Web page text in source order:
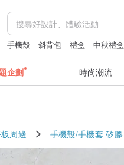
手機殼 斜背包 禮盒 中秋禮盒
企劃 時尚潮流
周邊 手機殼/手機套 矽膠